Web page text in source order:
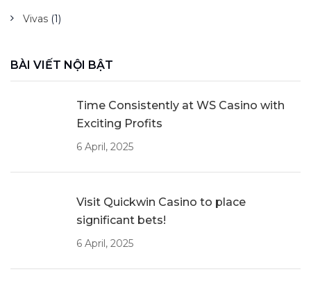
Vivas (1)
BÀI VIẾT NỘI BẬT
Time Consistently at WS Casino with
Exciting Profits
6 April, 2025
Visit Quickwin Casino to place
significant bets!
6 April, 2025